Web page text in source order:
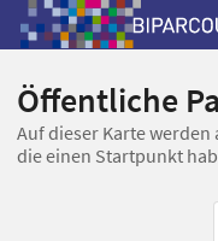
Öffentliche
Auf dieser Karte
die einen Startpunkt